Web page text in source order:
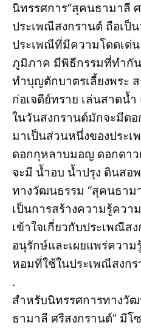
นิทรรศการ“สุคนธามาลี ศ
ประเพณีสงกรานต์ ถือเป็
ประเพณีที่มีความโดดเด่
ภูมิภาค มีพิธีกรรมที่ทำกั
ทำบุญตักบาตรเลี้ยงพระ
ก่อเจดีย์ทราย เล่นสาดน้
ในวันสงกรานต์มักจะมีดอ
มาเป็นส่วนหนึ่งของประ
ดอกกุหลาบมอญ ดอกดาว
จะมี น้ำอบ น้ำปรุง ดินสอ
ทางวัฒนธรรม “สุคนธาม
เป็นการสร้างความรู้ความ
เข้าใจเกี่ยวกับประเพณีส
อนุรักษ์และเผยแพร่ความ
หอมที่ใช้ในประเพณีสงก
.
สำหรับนิทรรศการทางวั
ธามาลี ศรีสงกรานต์” มีโ